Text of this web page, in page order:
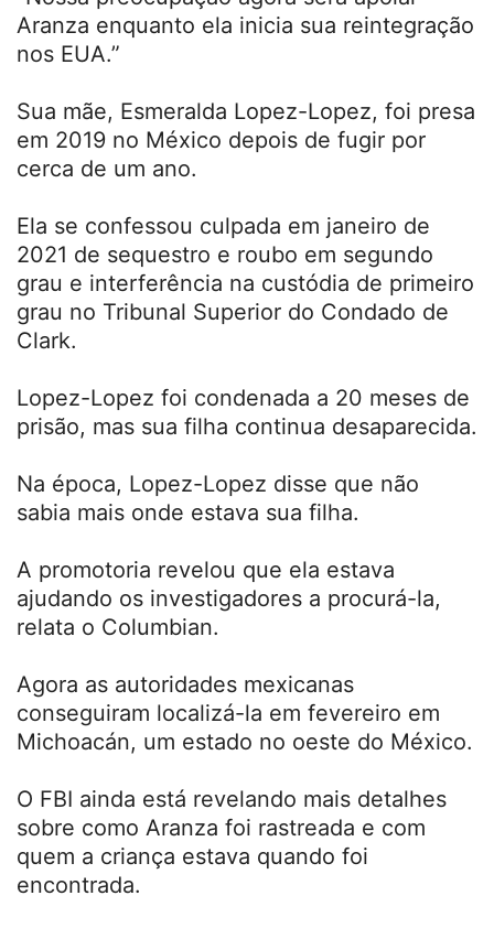
Aranza enquanto ela inicia sua reintegração
nos EUA.”
Sua mãe, Esmeralda Lopez-Lopez, foi presa
em 2019 no México depois de fugir por
cerca de um ano.
Ela se confessou culpada em janeiro de
2021 de sequestro e roubo em segundo
grau e interferência na custódia de primeiro
grau no Tribunal Superior do Condado de
Clark.
Lopez-Lopez foi condenada a 20 meses de
prisão, mas sua filha continua desaparecida.
Na época, Lopez-Lopez disse que não
sabia mais onde estava sua filha.
A promotoria revelou que ela estava
ajudando os investigadores a procurá-la,
relata o Columbian.
Agora as autoridades mexicanas
conseguiram localizá-la em fevereiro em
Michoacán, um estado no oeste do México.
O FBI ainda está revelando mais detalhes
sobre como Aranza foi rastreada e com
quem a criança estava quando foi
encontrada.